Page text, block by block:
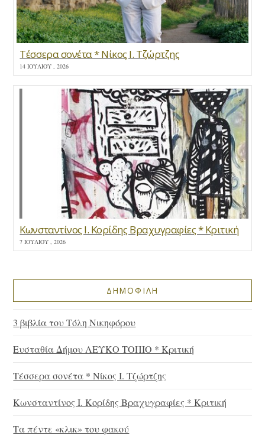
Τέσσερα σονέτα * Νίκος Ι. Τζώρτζης
14 ΙΟΥΛΊΟΥ , 2026
Κωνσταντίνος Ι. Κορίδης Βραχυγραφίες * Κριτική
7 ΙΟΥΛΊΟΥ , 2026
ΔΗΜΟΦΙΛΗ
3 βιβλία του Τόλη Νικηφόρου
Ευσταθία Δήμου ΛΕΥΚΟ ΤΟΠΙΟ * Κριτική
Τέσσερα σονέτα * Νίκος Ι. Τζώρτζης
Κωνσταντίνος Ι. Κορίδης Βραχυγραφίες * Κριτική
Τα πέντε «κλικ» του φακού